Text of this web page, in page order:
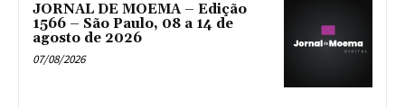
JORNAL DE MOEMA – Edição
1566 – São Paulo, 08 a 14 de
agosto de 2026
07/08/2026